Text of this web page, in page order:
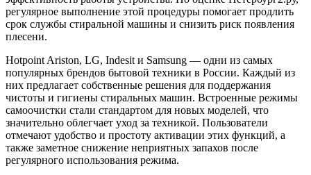
регулярное выполнение этой процедуры помогает продлить
срок службы стиральной машины и снизить риск появления
плесени.
Hotpoint Ariston, LG, Indesit и Samsung — одни из самых
популярных брендов бытовой техники в России. Каждый из
них предлагает собственные решения для поддержания
чистоты и гигиены стиральных машин. Встроенные режимы
самоочистки стали стандартом для новых моделей, что
значительно облегчает уход за техникой. Пользователи
отмечают удобство и простоту активации этих функций, а
также заметное снижение неприятных запахов после
регулярного использования режима.